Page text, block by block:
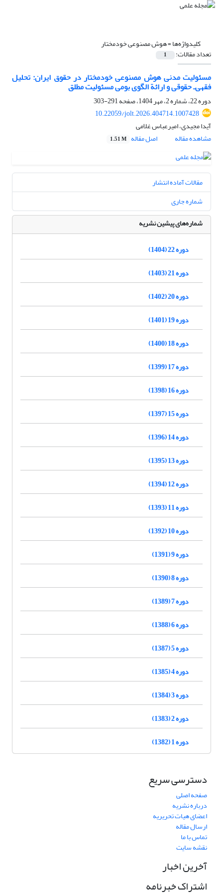
کلیدواژه‌ها =هوش مصنوعی خودمختار
تعداد مقالات: 1
مسئولیت مدنی هوش مصنوعی خودمختار در حقوق ایران: تحلیل
فقهی‌ـ حقوقی و ارائة الگوی بومی مسئولیت مطلق
دوره 22، شماره 2، مهر 1404، صفحه
291-303
10.22059/jolt.2026.404714.1007428
آیدا مجیدی، امیرعباس غلامی
مشاهده مقاله
اصل مقاله 1.51 M
مقالات آماده انتشار
شماره جاری
شماره‌های پیشین نشریه
دوره 22 (1404)
دوره 21 (1403)
دوره 20 (1402)
دوره 19 (1401)
دوره 18 (1400)
دوره 17 (1399)
دوره 16 (1398)
دوره 15 (1397)
دوره 14 (1396)
دوره 13 (1395)
دوره 12 (1394)
دوره 11 (1393)
دوره 10 (1392)
دوره 9 (1391)
دوره 8 (1390)
دوره 7 (1389)
دوره 6 (1388)
دوره 5 (1387)
دوره 4 (1385)
دوره 3 (1384)
دوره 2 (1383)
دوره 1 (1382)
دسترسی سریع
صفحه اصلی
درباره نشریه
اعضای هیات تحریریه
ارسال مقاله
تماس با ما
نقشه سایت
آخرین اخبار
اشتراک خبرنامه